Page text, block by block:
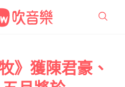
》獲陳君豪、